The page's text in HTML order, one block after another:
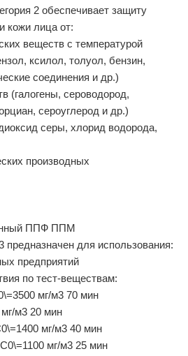
2 обеспечивает защиту
кожи лица от:
веществ с температурой
ксилол, толуол, бензин,
соединения и др.)
(галогены, сероводород,
сероуглерод и др.)
серы, хлорид водорода,
производных
ППФ ППМ
для использования:
предприятий
по тест-веществам:
мг/м3 70 мин
м3 20 мин
мг/м3 40 мин
мг/м3 25 мин